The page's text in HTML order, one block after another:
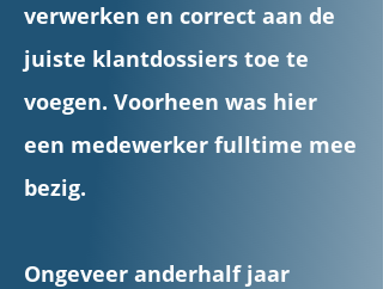
verwerken en correct aan de
juiste klantdossiers toe te
voegen. Voorheen was hier
een medewerker fulltime mee
bezig.
Ongeveer anderhalf jaar